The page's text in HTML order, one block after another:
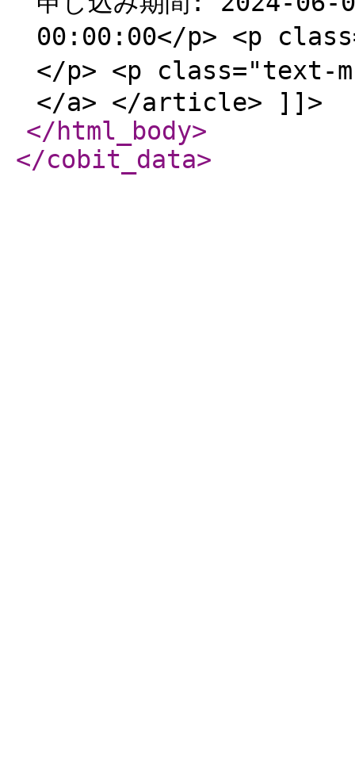
00:00:00</p> <p
</p> <p class="text-
</a> </article> ]]>
</html_body>
</cobit_data>